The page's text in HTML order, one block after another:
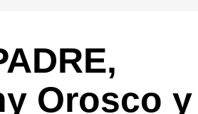
Orosco y